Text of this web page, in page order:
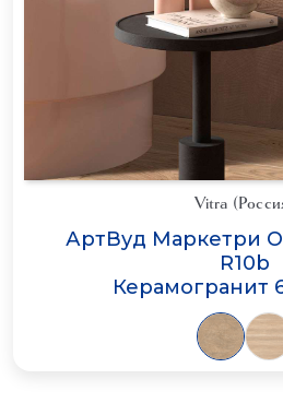
Vitra
АртВуд Маркетри
R10b
Керамогранит